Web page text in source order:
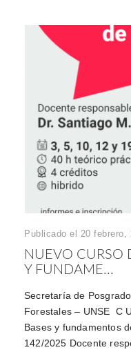
Publicado el 20 febrero,
NUEVO CURSO
Y FUNDAME...
Secretaría de
Forestales – UNSE C
Bases y fundamentos
142/2025 Docente